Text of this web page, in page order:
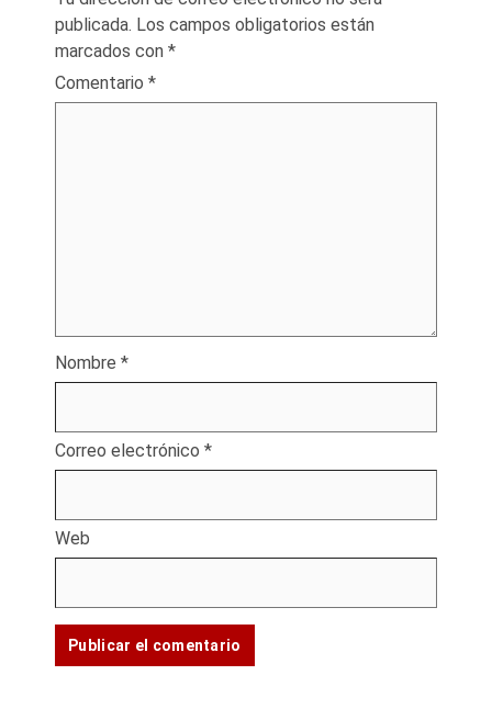
publicada. Los campos obligatorios están
marcados con *
Comentario *
Nombre *
Correo electrónico *
Web